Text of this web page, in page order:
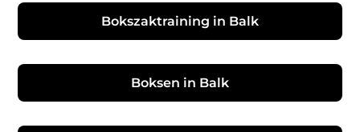
Bokszaktraining in Balk
Boksen in Balk